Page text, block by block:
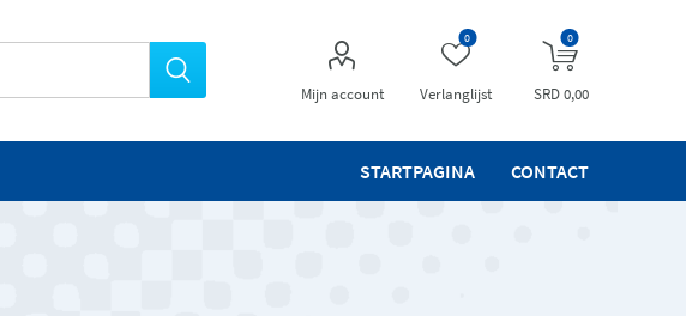
Mijn account Verlanglijst
0 0
SRD 0,00
STARTPAGINA CONTACT